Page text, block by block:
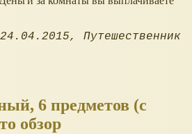
24.04.2015 Путешественник
6 предметов (с
обзор